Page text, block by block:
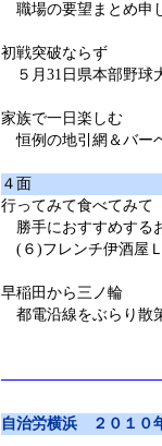
職場の要望まとめ申
初戦突破ならず
５月31日県本部野球
家族で一日楽しむ
恒例の地引網＆バー
４面
行ってみて食べてみて
勝手におすすめする
(６)フレンチ伊酒屋
早稲田から三ノ輪
都電沿線をぶらり散
自治労横浜 ２０１０